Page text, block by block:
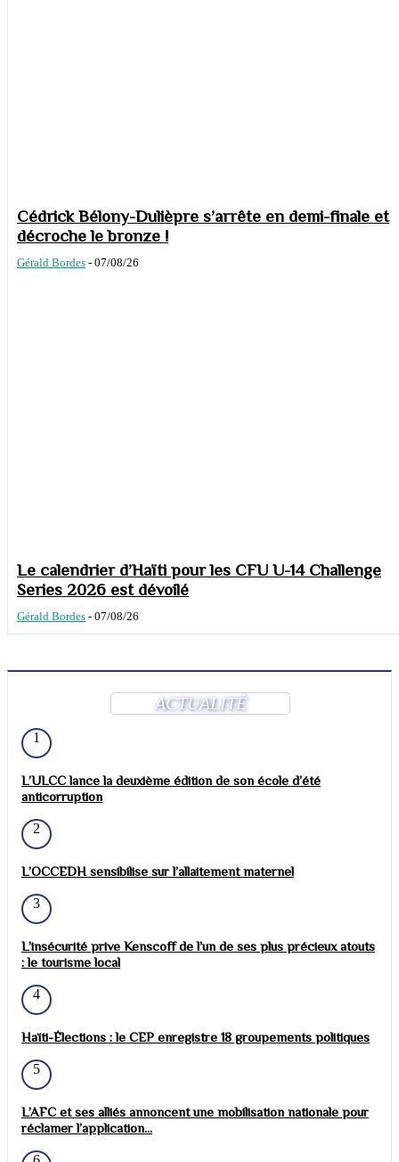
Cédrick Bélony-Dulièpre s’arrête en demi-finale et
décroche le bronze !
Gérald Bordes - 07/08/26
Le calendrier d’Haïti pour les CFU U-14 Challenge
Series 2026 est dévoilé
Gérald Bordes - 07/08/26
ACTUALITÉ
1
L’ULCC lance la deuxième édition de son école d’été
anticorruption
2
L’OCCEDH sensibilise sur l’allaitement maternel
3
L’insécurité prive Kenscoff de l’un de ses plus précieux atouts
: le tourisme local
4
Haïti-Élections : le CEP enregistre 18 groupements politiques
5
L’AFC et ses alliés annoncent une mobilisation nationale pour
réclamer l’application...